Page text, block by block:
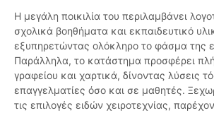
Η μεγάλη ποικιλία του περιλαμβάνει
σχολικά βοηθήματα και εκπαιδευτικό
εξυπηρετώντας ολόκληρο το φάσμα της
Παράλληλα, το κατάστημα προσφέρει
γραφείου και χαρτικά, δίνοντας λύσεις
επαγγελματίες όσο και σε μαθητές.
τις επιλογές ειδών χειροτεχνίας,